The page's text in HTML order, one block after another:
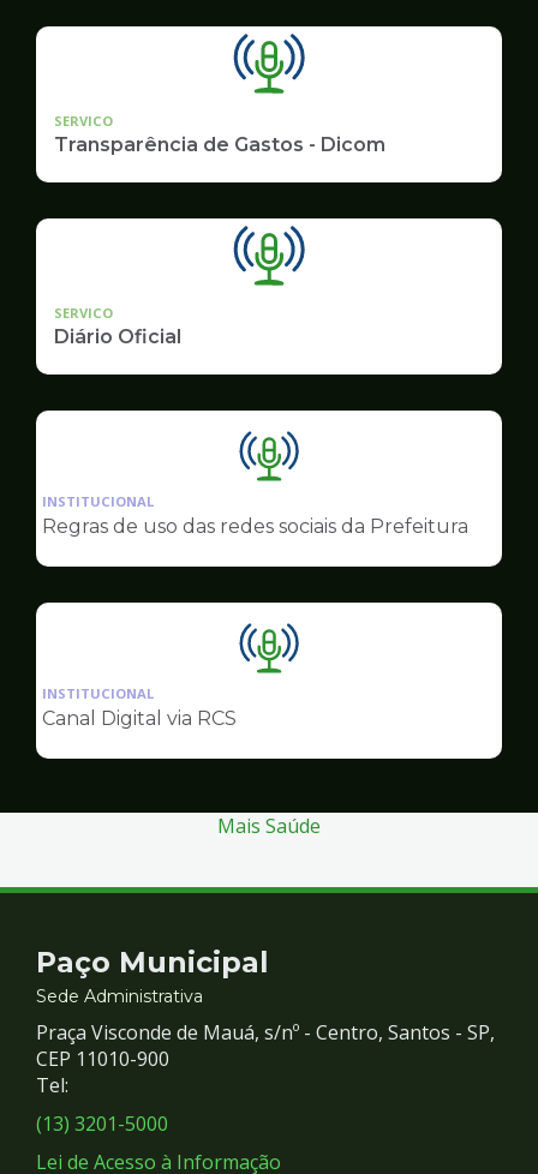
SERVICO
Transparência de Gastos - Dicom
SERVICO
Diário Oficial
Ilustração
pagina
Comunicação
INSTITUCIONAL
Regras de uso das redes sociais da Prefeitura
Ilustração
Comunicação
INSTITUCIONAL
Canal Digital via RCS
Mais Saúde
Contato
e
Redes
Sociais
Paço Municipal
Sede Administrativa
Praça Visconde de Mauá, s/nº - Centro, Santos - SP,
CEP 11010-900
Tel:
(13) 3201-5000
Lei de Acesso à Informação